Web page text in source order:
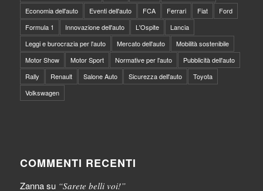
Economia dell'auto
Eventi dell'auto FCA Ferrari Fiat
Ford
Formula 1
Innovazione dell'auto L'Ospite
Lancia
Leggi e burocrazia per l'auto
Mercato dell'auto
Mobilità sostenibile
Motor Show
Motor Sport Normative per l'auto
Pubblicità dell'auto
Rally
Renault Salone Auto Sicurezza dell'auto
Toyota
Volkswagen
COMMENTI RECENTI
Zannasu “Sarete belli voi!”